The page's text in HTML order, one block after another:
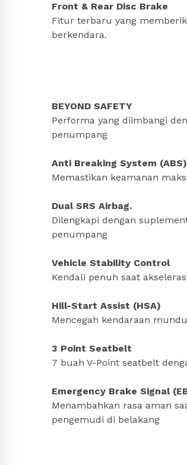
Front & Rear Disc Brake
Fitur terbaru yang
berkendara.
BEYOND SAFETY
Performa yang diimbangi
penumpang
Anti Breaking System
Memastikan keamanan
Dual SRS Airbag.
Dilengkapi dengan
penumpang
Vehicle Stability Control
Kendali penuh saat
Hill-Start Assist (HSA)
Mencegah kendaraan
3 Point Seatbelt
7 buah V-Point seatbelt
Emergency Brake Signal
Menambahkan rasa aman
pengemudi di belakang